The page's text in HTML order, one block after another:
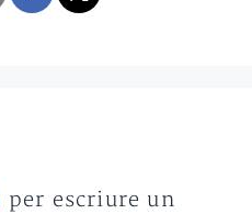
per escriure un